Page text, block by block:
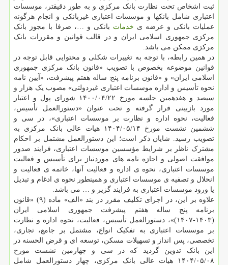
ثبت اشخاص تحت نظارت بانک مرکزی و به طور دقیقتر، موسسات
اعتباری شامل بانکها و موسسات اعتباری غیربانکی و انجام هرگونه
عملیات بانکی و عرضه ی خدمات بانکی و …، صرفا با مجوز بانک
مرکزی جمهوری اسلامی ایران و در قالب قوانین و مقررات بانک
مرکزی ممکن می باشد.
در همین رابطه، با توجه به تغییرات شکلی و محتوایی قابل توجه در
قوانین موضوعه بخصوص با تصویب «قانون بانک مرکزی جمهوری
اسلامی ایران» و «قانون برنامه پنج ساله هفتم پیشرفت، «آیین نامه
نحوه تأسیس و اداره موسسات اعتباری غیردولتی» مصوب یک هزار و
سیصد و هفدهمین جلسه مورخ ۲۲/‏۰۴/‏۱۴۰۰‬ شورای پول و اعتبار
مورد بازبینی قرار گرفته و تحت عنوان «دستورالعمل تأسیس،
فعالیت، نحوه اداره و نظارت بر موسسات اعتباری»، در سی و
ششمین نشست مورخ ۱۴/‏۰۵/‏۱۴۰۴‬ هیات عالی بانک مرکزی به
تصویب رسید. شایان ذکر است؛ این دستورالعمل مشتمل بر احکام
مشترک ناظر بر شرایط مؤسسین موسسات اعتباری، فرایند صدور
موافقت اصولی و اجازه نامه های موردنیاز برای تأسیس و فعالیت
موسسات اعتباری، نحوه ی اداره و فعالیت آنها، خاتمه ی فعالیت و
انحلال و تصفیه ی موسسات اعتباری و همینطور نحوه ی ادغام و تبدیل
یا ورود موسسات اعتباری به فرایند گزیر و … می باشد.
علاوه بر این، در اجرای تکلیف مقرر در بند «الف» ماده (۹) «قانون
برنامه پنج ساله هفتم پیشرفت جمهوری اسلامی ایران
(۱۴۰۳‏-۱۴۰۷)»، دستورالعمل تأسیس، فعالیت، نحوه اداره و نظارت
بر موسسات اعتباری به تفکیک انواع، مشتمل بر جامع، تجاری،
تخصصی، پس انداز و تسهیلات مسکن، توسعه ای و قرض الحسنه در
این بانک تدوین گردید که در سی و چهارمین نشست مورخ
۰۸/‏۰۵/‏۱۴۰۴‬ هیات عالی بانک مرکزی، چهار دستورالعمل شامل